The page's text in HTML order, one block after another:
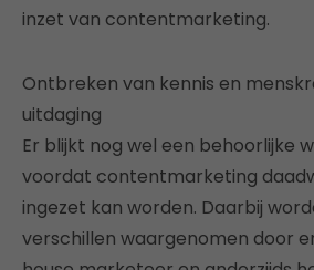
inzet van contentmarketing.
Ontbreken van kennis en
uitdaging
Er blijkt nog wel een behoorlijke
voordat contentmarketing
ingezet kan worden. Daarbij
verschillen waargenomen door